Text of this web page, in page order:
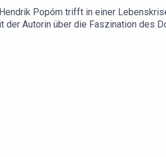
Popóm trifft in einer
Autorin über die Faszination des
von Johanna Sebauer„Gelb,